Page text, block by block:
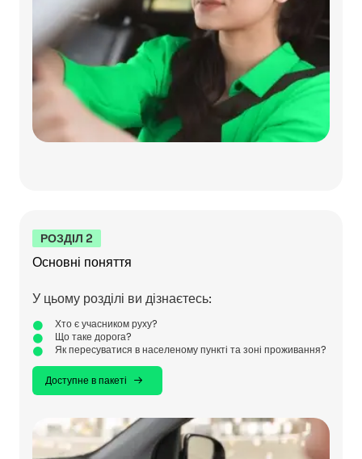
РОЗДІЛ 2
Основні поняття
У цьому розділі ви дізнаєтесь:
Хто є учасником руху?
Що таке дорога?
Як пересуватися в населеному пункті та зоні проживання?
Доступне в пакеті